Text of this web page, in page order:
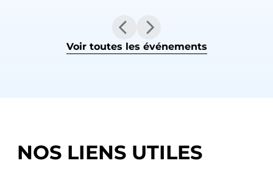
Voir toutes les événements
NOS LIENS UTILES